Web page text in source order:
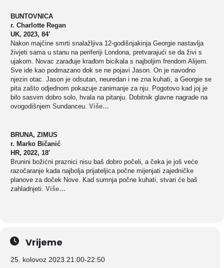
BUNTOVNICA
r. Charlotte Regan
UK, 2023, 84′
Nakon majčine smrti snalažljiva 12-godišnjakinja Georgie nastavlja
živjeti sama u stanu na periferiji Londona, pretvarajući se da živi s
ujakom. Novac zarađuje krađom bicikala s najboljim frendom Alijem.
Sve ide kao podmazano dok se ne pojavi Jason. On je navodno
njezin otac. Jason je odsutan, neuredan i ne zna kuhati, a Georgie se
pita zašto odjednom pokazuje zanimanje za nju. Pogotovo kad joj je
bilo sasvim dobro solo, hvala na pitanju. Dobitnik glavne nagrade na
ovogodišnjem Sundanceu. Više…
BRUNA, ZIMUS
r. Marko Bičanić
HR, 2022, 18′
Brunini božićni praznici nisu baš dobro počeli, a čeka je još veće
razočaranje kada najbolja prijateljica počne mijenjati zajedničke
planove za doček Nove. Kad sumnja počne kuhati, stvari će baš
zahladnjeti. Više…
Vrijeme
25. kolovoz 2023. 21:00-22:50